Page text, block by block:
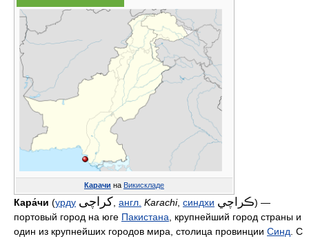
Карачи на Викискладе
Кара́чи (урду کراچی англ. Karachi, синдхи ڪراچي) —
портовый город на юге Пакистана , крупнейший город страны и
один из крупнейших городов мира, столица провинции Синд . С